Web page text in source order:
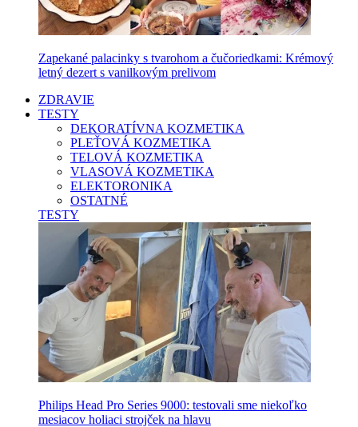
Zapekané palacinky s tvarohom a čučoriedkami: Krémový
letný dezert s vanilkovým prelivom
ZDRAVIE
TESTY
DEKORATÍVNA KOZMETIKA
PLEŤOVÁ KOZMETIKA
TELOVÁ KOZMETIKA
VLASOVÁ KOZMETIKA
ELEKTORONIKA
OSTATNÉ
TESTY
Philips Head Pro Series 9000: testovali sme niekoľko
mesiacov holiaci strojček na hlavu